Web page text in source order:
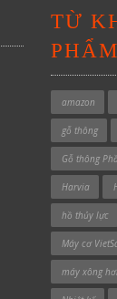
TỪ
PHẨM
amazon
gỗ thông
Gỗ thông
Harvia
hồ thủy lực
Máy cơ
máy xông